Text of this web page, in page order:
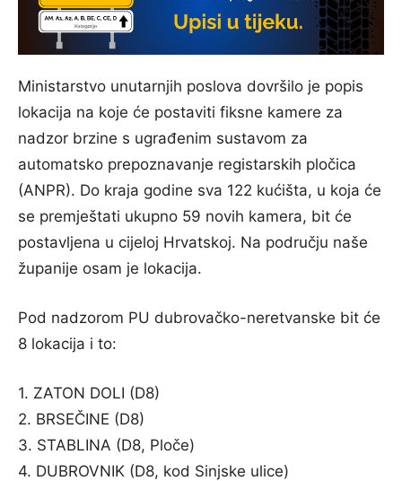
Ministarstvo unutarnjih poslova dovršilo je popis
lokacija na koje će postaviti fiksne kamere za
nadzor brzine s ugrađenim sustavom za
automatsko prepoznavanje registarskih pločica
(ANPR). Do kraja godine sva 122 kućišta, u koja će
se premještati ukupno 59 novih kamera, bit će
postavljena u cijeloj Hrvatskoj. Na području naše
županije osam je lokacija.
Pod nadzorom PU dubrovačko-neretvanske bit će
8 lokacija i to:
1. ZATON DOLI (D8)
2. BRSEČINE (D8)
3. STABLINA (D8, Ploče)
4. DUBROVNIK (D8, kod Sinjske ulice)